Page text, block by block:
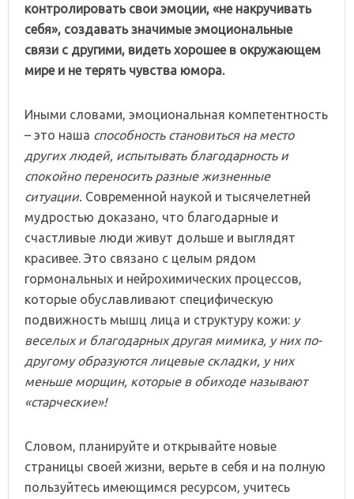
контролировать свои эмоции, «не накручивать
себя», создавать значимые эмоциональные
связи с другими, видеть хорошее в окружающем
мире и не терять чувства юмора.
Иными словами, эмоциональная компетентность
– это наша способность становиться на место
других людей, испытывать благодарность и
спокойно переносить разные жизненные
ситуации. Современной наукой и тысячелетней
мудростью доказано, что благодарные и
счастливые люди живут дольше и выглядят
красивее. Это связано с целым рядом
гормональных и нейрохимических процессов,
которые обуславливают специфическую
подвижность мышц лица и структуру кожи: у
веселых и благодарных другая мимика, у них по-
другому образуются лицевые складки, у них
меньше морщин, которые в обиходе называют
«старческие»!
Словом, планируйте и открывайте новые
страницы своей жизни, верьте в себя и на полную
пользуйтесь имеющимся ресурсом, учитесь